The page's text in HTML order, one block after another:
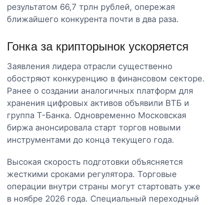
результатом 66,7 трлн рублей, опережая
ближайшего конкурента почти в два раза.
Гонка за крипторынок ускоряется
Заявления лидера отрасли существенно
обостряют конкуренцию в финансовом секторе.
Ранее о создании аналогичных платформ для
хранения цифровых активов объявили ВТБ и
группа Т-Банка. Одновременно Московская
биржа анонсировала старт торгов новыми
инструментами до конца текущего года.
Высокая скорость подготовки объясняется
жесткими сроками регулятора. Торговые
операции внутри страны могут стартовать уже
в ноябре 2026 года. Специальный переходный